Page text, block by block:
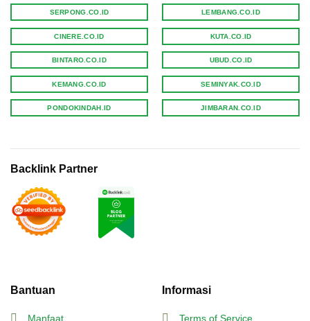
Bantuan
Manfaat
Informasi
Terms of Service
SERPONG.CO.ID
CINERE.CO.ID
BINTARO.CO.ID
KEMANG.CO.ID
PONDOKINDAH.ID
LEMBANG.CO.ID
KUTA.CO.ID
UBUD.CO.ID
SEMINYAK.CO.ID
JIMBARAN.CO.ID
Backlink Partner